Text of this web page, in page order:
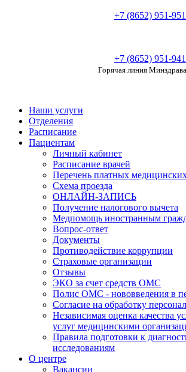
+7 (8652) 951-951
+7 (8652) 951-941
Горячая линия
Наши услуги
Отделения
Расписание
Пациентам
Личный кабинет
Расписание врачей
Перечень платных
Схема проезда
ОНЛАЙН-ЗАПИСЬ
Получение налогового вычета
Медпомощь иностранным
Вопрос-ответ
Документы
Противодействие коррупции
Страховые организации
Отзывы
ЭКО за счет средств ОМС
Полис ОМС - нововведения в
Согласие на обработку
Независимая оценка качества
услуг медицинскими
Правила подготовки к
исследованиям
О центре
Вакансии